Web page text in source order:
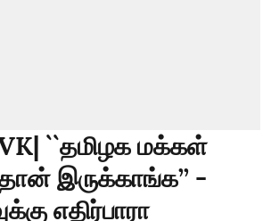
``தமிழக மக்கள்
தான் இருக்காங்க’’ -
எதிர்பாரா